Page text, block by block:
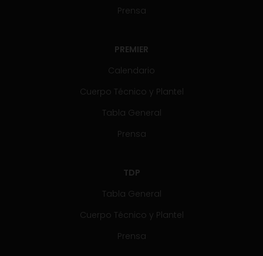
Prensa
PREMIER
Calendario
Cuerpo Técnico y Plantel
Tabla General
Prensa
TDP
Tabla General
Cuerpo Técnico y Plantel
Prensa